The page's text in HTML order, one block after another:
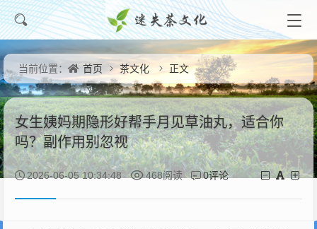
当前位置： 首页 茶文化 正文
女生姨妈期隐形好帮手月见草油丸，适合你
吗？副作用别忽视
2026-06-05 10:34:48 468阅读 0评论